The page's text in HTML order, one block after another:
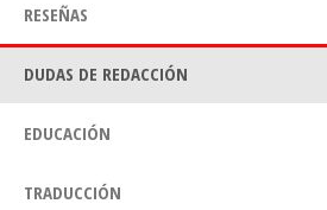
RESEÑAS
DUDAS DE REDACCIÓN
EDUCACIÓN
TRADUCCIÓN